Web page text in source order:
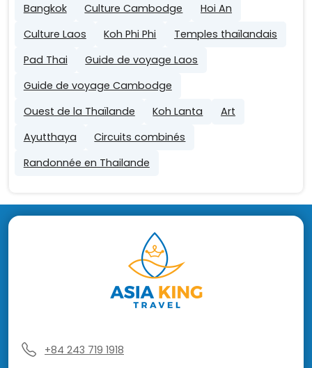
Bangkok
Culture Cambodge
Hoi An
Culture Laos
Koh Phi Phi
Temples thaïlandais
Pad Thai
Guide de voyage Laos
Guide de voyage Cambodge
Ouest de la Thaïlande
Koh Lanta
Art
Ayutthaya
Circuits combinés
Randonnée en Thailande
+84 243 719 1918